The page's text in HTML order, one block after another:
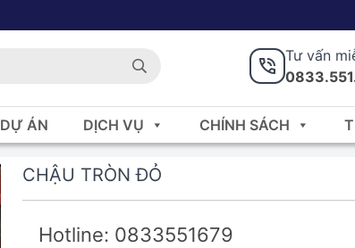
Tư vấn
DỰ ÁN DỊCH VỤ CHÍNH SÁCH
CHẬU TRÒN ĐỎ
Hotline: 0833551679